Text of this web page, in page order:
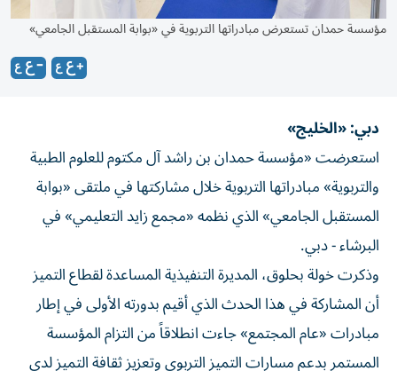
مؤسسة حمدان تستعرض مبادراتها التربوية في «بوابة المستقبل الجامعي»
دبي: «الخليج»
استعرضت «مؤسسة حمدان بن راشد آل مكتوم للعلوم الطبية
والتربوية» مبادراتها التربوية خلال مشاركتها في ملتقى «بوابة
المستقبل الجامعي» الذي نظمه «مجمع زايد التعليمي» في
البرشاء - دبي.
وذكرت خولة بحلوق، المديرة التنفيذية المساعدة لقطاع التميز
أن المشاركة في هذا الحدث الذي أقيم بدورته الأولى في إطار
مبادرات «عام المجتمع» جاءت انطلاقاً من التزام المؤسسة
المستمر بدعم مسارات التميز التربوي وتعزيز ثقافة التميز لدى